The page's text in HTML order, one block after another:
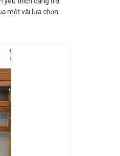
một vài lựa chọn